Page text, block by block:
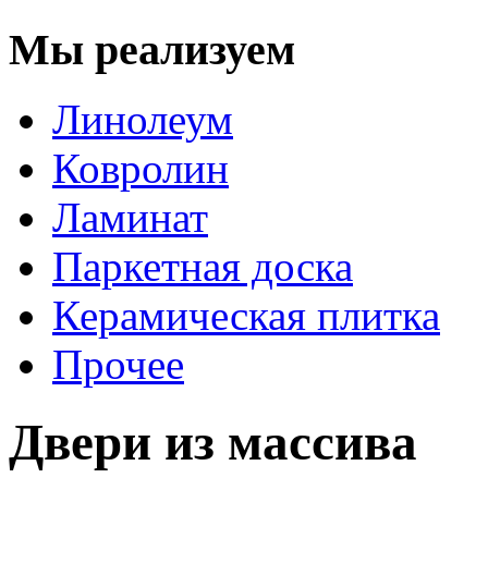
Мы реализуем
Линолеум
Ковролин
Ламинат
Паркетная доска
Керамическая плитка
Прочее
Двери из массива